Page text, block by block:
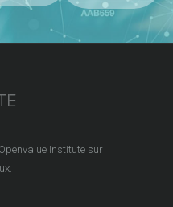
Institute sur